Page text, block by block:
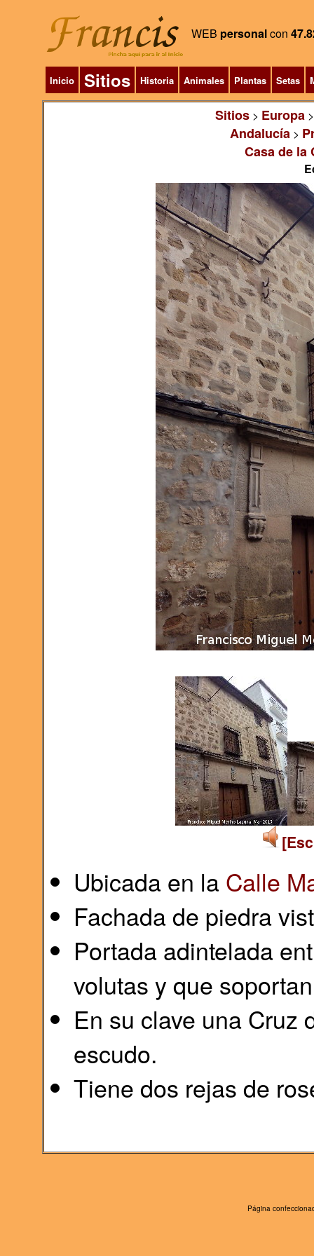
WEB personalcon
Inicio Sitios Historia Animales Plantas Setas
Sitios> Europa
Andalucía>
Casa de la
Ubicada en la Calle
Fachada de piedra
Portada adintelada
volutas y que
En su clave una Cruz
escudo.
Tiene dos rejas de
Página